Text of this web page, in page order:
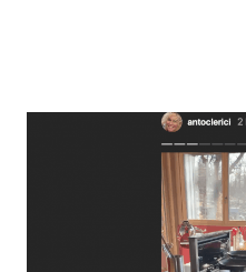
News Spettacolo